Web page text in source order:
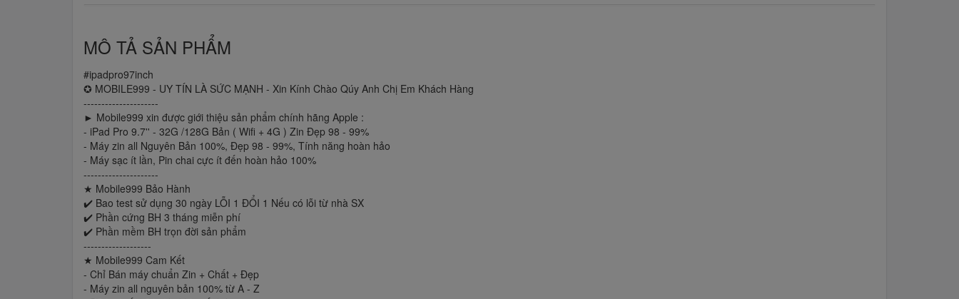
MÔ TẢ SẢN PHẨM
#ipadpro97inch
✪ MOBILE999 - UY TÍN LÀ SỨC MẠNH - Xin Kính Chào Qúy Anh Chị Em Khách Hàng
---------------------
► Mobile999 xin được giới thiệu sản phẩm chính hãng Apple :
- iPad Pro 9.7'' - 32G /128G Bản ( Wifi + 4G ) Zin Đẹp 98 - 99%
- Máy zin all Nguyên Bản 100%, Đẹp 98 - 99%, Tính năng hoàn hảo
- Máy sạc ít lần, Pin chai cực ít đến hoàn hảo 100%
---------------------
★ Mobile999 Bảo Hành
✔️ Bao test sử dụng 30 ngày LỖI 1 ĐỔI 1 Nếu có lỗi từ nhà SX
✔️ Phần cứng BH 3 tháng miễn phí
✔️ Phần mềm BH trọn đời sản phẩm
-------------------
★ Mobile999 Cam Kết
- Chỉ Bán máy chuẩn Zin + Chất + Đẹp
- Máy zin all nguyên bản 100% từ A - Z